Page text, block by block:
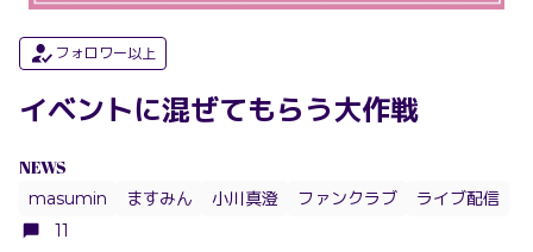
フォロワー以上
イベントに混ぜてもらう大作戦
NEWS
masumin ますみん 小川真澄 ファンクラブ
ライブ配信
11